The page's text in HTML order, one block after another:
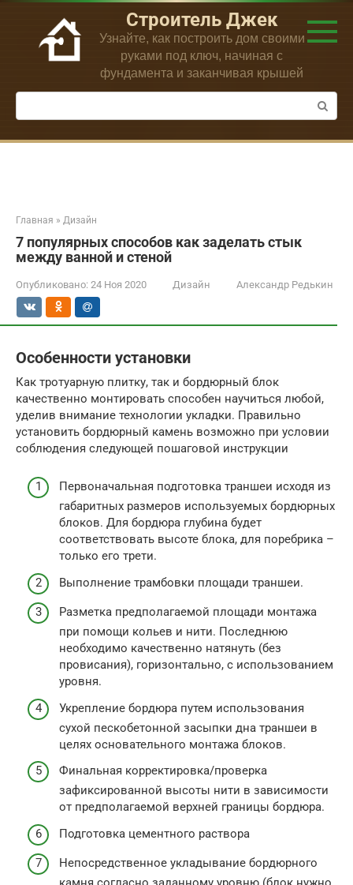
Перейти
контенту
Строитель Джек
Узнайте, как построить дом своими
руками под ключ, начиная с
фундамента и заканчивая крышей
Поиск:
Главная » Дизайн
7 популярных способов как заделать стык
между ванной и стеной
Опубликовано: 24 Ноя 2020 Дизайн Александр Редькин
Особенности установки
Как тротуарную плитку, так и бордюрный блок
качественно монтировать способен научиться любой,
уделив внимание технологии укладки. Правильно
установить бордюрный камень возможно при условии
соблюдения следующей пошаговой инструкции
Первоначальная подготовка траншеи исходя из
габаритных размеров используемых бордюрных
блоков. Для бордюра глубина будет
соответствовать высоте блока, для поребрика –
только его трети.
Выполнение трамбовки площади траншеи.
Разметка предполагаемой площади монтажа
при помощи кольев и нити. Последнюю
необходимо качественно натянуть (без
провисания), горизонтально, с использованием
уровня.
Укрепление бордюра путем использования
сухой пескобетонной засыпки дна траншеи в
целях основательного монтажа блоков.
Финальная корректировка/проверка
зафиксированной высоты нити в зависимости
от предполагаемой верхней границы бордюра.
Подготовка цементного раствора
Непосредственное укладывание бордюрного